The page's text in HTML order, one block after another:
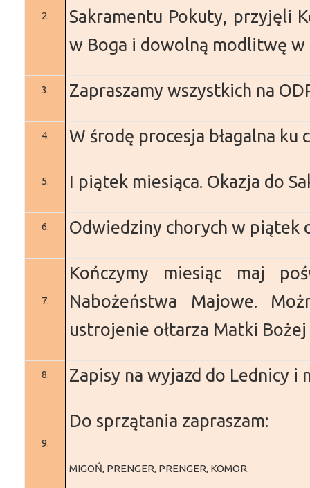
2.
Sakramentu Pokuty, przyjęli
w Boga i dowolną modlitwę w
3. Zapraszamy wszystkich na
4. W środę procesja błagalna ku
5. I piątek miesiąca. Okazja do
6. Odwiedziny chorych w piątek
7.
Kończymy miesiąc maj
Nabożeństwa Majowe.
ustrojenie ołtarza Matki
8. Zapisy na wyjazd do Lednicy i
9.
Do sprzątania zapraszam:
MIGOŃ, PRENGER, PRENGER, KOMOR.